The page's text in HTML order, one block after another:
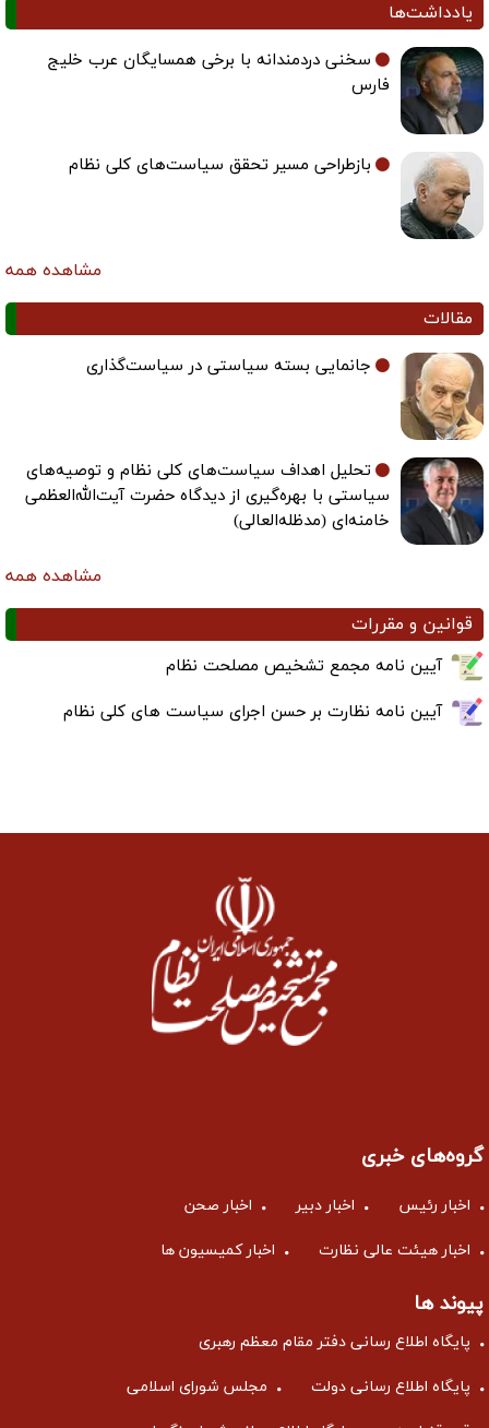
یادداشت‌ها
سخنی دردمندانه با برخی همسایگان عرب خلیج
فارس
بازطراحی مسیر تحقق سیاست‌های کلی نظام
مشاهده همه
مقالات
جانمایی بسته سیاستی در سیاست‌گذاری
تحلیل اهداف سیاست‌های کلی نظام و توصیه‌های
سیاستی با بهره‌گیری از دیدگاه حضرت آیت‌الله‌العظمی
خامنه‌ای (مدظله‌العالی)
مشاهده همه
قوانین و مقررات
آیین نامه مجمع تشخیص مصلحت نظام
آیین نامه نظارت بر حسن اجرای سیاست های کلی نظام
گروه‌های خبری
اخبار رئیس اخبار دبیر اخبار صحن
اخبار هیئت عالی نظارت اخبار کمیسیون ها
پیوند ها
پایگاه اطلاع رسانی دفتر مقام معظم رهبری
پایگاه اطلاع رسانی دولت مجلس شورای اسلامی